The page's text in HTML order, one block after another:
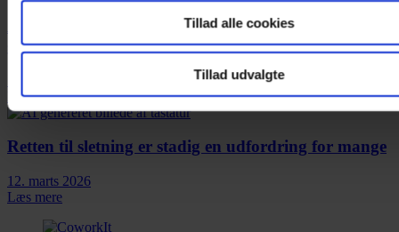
Tillad alle cookies
Tillad udvalgte
AI-forordningens artikel 50: Krav om
gennemsigtighed ved brug af kunstig intelligens
Læs mere
Retten til sletning er stadig en udfordring for mange
12. marts 2026
Læs mere